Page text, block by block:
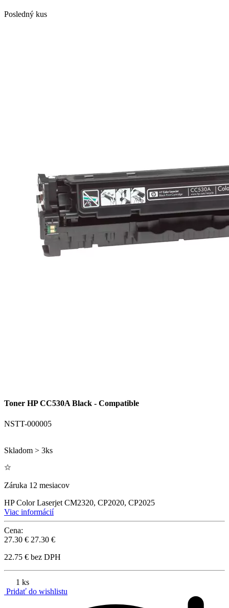
Posledný kus
Toner HP CC530A Black - Compatible
NSTT-000005
Skladom > 3ks
Záruka 12 mesiacov
HP Color Laserjet CM2320, CP2020, CP2025
Viac informácií
Cena:
27.30 € 27.30 €
22.75 € bez DPH
1 ks
Pridať do wishlistu